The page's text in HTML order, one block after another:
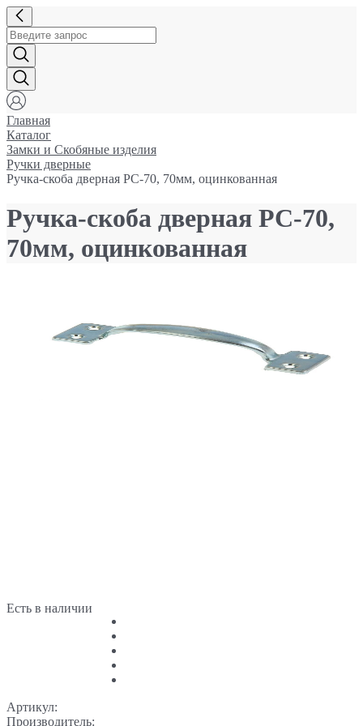
Главная
Каталог
Замки и Cкобяные изделия
Ручки дверные
Ручка-скоба дверная РС-70, 70мм, оцинкованная
Ручка-скоба дверная РС-70,
70мм, оцинкованная
Есть в наличии
Артикул:
Производитель: